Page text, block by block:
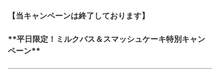
【当キャンペーンは終了しております】
**平日限定！ミルクバス＆スマッシュケーキ特別キャン
ペーン**